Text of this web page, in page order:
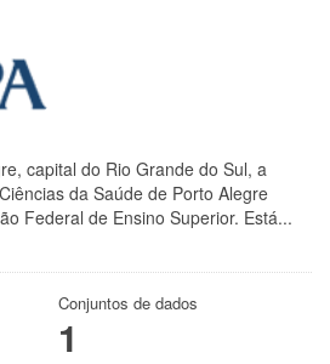
capital do Rio Grande do Sul, a
da Saúde de Porto Alegre
Federal de Ensino Superior. Está...
Conjuntos de dados
1